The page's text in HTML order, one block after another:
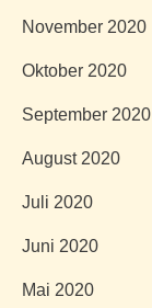
November 2020
Oktober 2020
September 2020
August 2020
Juli 2020
Juni 2020
Mai 2020